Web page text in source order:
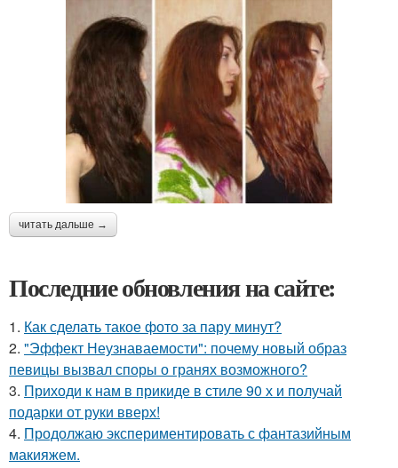
читать дальше →
Последние обновления на сайте:
1. Как сделать такое фото за пару минут?
2. "Эффект Неузнаваемости": почему новый образ
певицы вызвал споры о гранях возможного?
3. Приходи к нам в прикиде в стиле 90 х и получай
подарки от руки вверх!
4. Продолжаю экспериментировать с фантазийным
макияжем.